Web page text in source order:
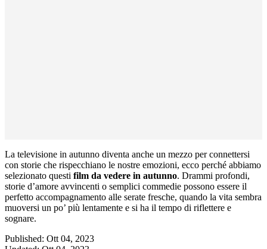
La televisione in autunno diventa anche un mezzo per connettersi
con storie che rispecchiano le nostre emozioni, ecco perché abbiamo
selezionato questi film da vedere in autunno. Drammi profondi,
storie d’amore avvincenti o semplici commedie possono essere il
perfetto accompagnamento alle serate fresche, quando la vita sembra
muoversi un po’ più lentamente e si ha il tempo di riflettere e
sognare.
Published: Ott 04, 2023